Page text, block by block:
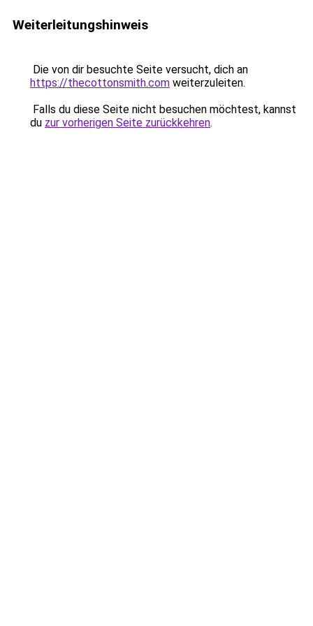
Weiterleitungshinweis
Die von dir besuchte Seite versucht, dich an
https://thecottonsmith.com weiterzuleiten.
Falls du diese Seite nicht besuchen möchtest, kannst
du zur vorherigen Seite zurückkehren.